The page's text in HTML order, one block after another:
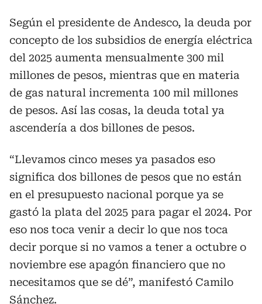
Según el presidente de Andesco, la deuda por
concepto de los subsidios de energía eléctrica
del 2025 aumenta mensualmente 300 mil
millones de pesos, mientras que en materia
de gas natural incrementa 100 mil millones
de pesos. Así las cosas, la deuda total ya
ascendería a dos billones de pesos.
“Llevamos cinco meses ya pasados eso
significa dos billones de pesos que no están
en el presupuesto nacional porque ya se
gastó la plata del 2025 para pagar el 2024. Por
eso nos toca venir a decir lo que nos toca
decir porque si no vamos a tener a octubre o
noviembre ese apagón financiero que no
necesitamos que se dé”, manifestó Camilo
Sánchez.